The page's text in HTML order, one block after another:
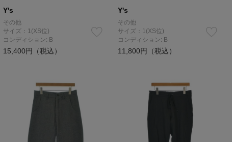
Y's
その他
サイズ：1(XS位)
コンディション: B
15,400円（税込）
Y's
その他
サイズ：1(XS位)
コンディション: B
11,800円（税込）